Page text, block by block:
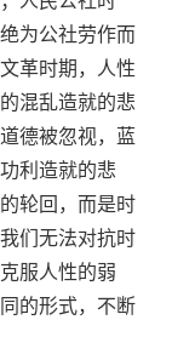
为公社劳作而
革时期，人性
混乱造就的悲
德被忽视，蓝
利造就的悲
轮回，而是时
们无法对抗时
服人性的弱
的形式，不断